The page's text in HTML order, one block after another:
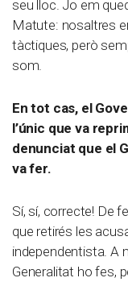
seu lloc. Jo em
Matute: nosaltres
tàctiques, però
som.
En tot cas, el
l’únic que va
denunciat que el
va fer.
Sí, sí, correcte! De
que retirés les
independentista. A
Generalitat ho fes,